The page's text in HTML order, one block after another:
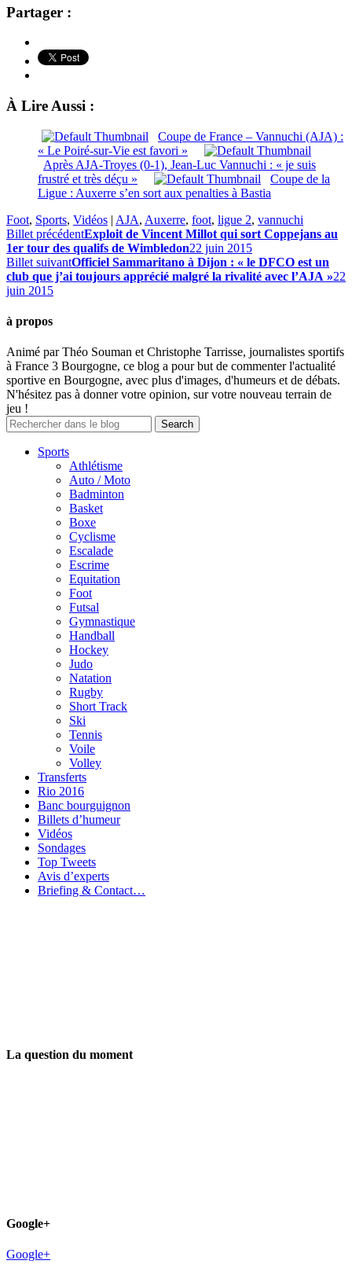
Partager :
À Lire Aussi :
Coupe de France – Vannuchi (AJA) :
« Le Poiré-sur-Vie est favori »
Après AJA-Troyes (0-1), Jean-Luc Vannuchi : « je suis
frustré et très déçu »
Coupe de la
Ligue : Auxerre s’en sort aux penalties à Bastia
Foot, Sports, Vidéos | AJA, Auxerre, foot, ligue 2, vannuchi
Billet précédentExploit de Vincent Millot qui sort Coppejans au
1er tour des qualifs de Wimbledon22 juin 2015
Billet suivantOfficiel Sammaritano à Dijon : « le DFCO est un
club que j’ai toujours apprécié malgré la rivalité avec l’AJA »22
juin 2015
à propos
Animé par Théo Souman et Christophe Tarrisse, journalistes sportifs
à France 3 Bourgogne, ce blog a pour but de commenter l'actualité
sportive en Bourgogne, avec plus d'images, d'humeurs et de débats.
N'hésitez pas à donner votre opinion, sur votre nouveau terrain de
jeu !
Sports
Athlétisme
Auto / Moto
Badminton
Basket
Boxe
Cyclisme
Escalade
Escrime
Equitation
Foot
Futsal
Gymnastique
Handball
Hockey
Judo
Natation
Rugby
Short Track
Ski
Tennis
Voile
Volley
Transferts
Rio 2016
Banc bourguignon
Billets d’humeur
Vidéos
Sondages
Top Tweets
Avis d’experts
Briefing & Contact…
La question du moment
Google+
Google+